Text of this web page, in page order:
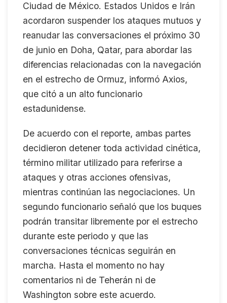
Ciudad de México. Estados Unidos e Irán
acordaron suspender los ataques mutuos y
reanudar las conversaciones el próximo 30
de junio en Doha, Qatar, para abordar las
diferencias relacionadas con la navegación
en el estrecho de Ormuz, informó Axios,
que citó a un alto funcionario
estadunidense.
De acuerdo con el reporte, ambas partes
decidieron detener toda actividad cinética,
término militar utilizado para referirse a
ataques y otras acciones ofensivas,
mientras continúan las negociaciones. Un
segundo funcionario señaló que los buques
podrán transitar libremente por el estrecho
durante este periodo y que las
conversaciones técnicas seguirán en
marcha. Hasta el momento no hay
comentarios ni de Teherán ni de
Washington sobre este acuerdo.